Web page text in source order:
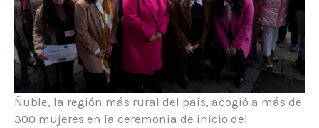
Ñuble, la región más rural del país, acogió a más de
300 mujeres en la ceremonia de inicio del